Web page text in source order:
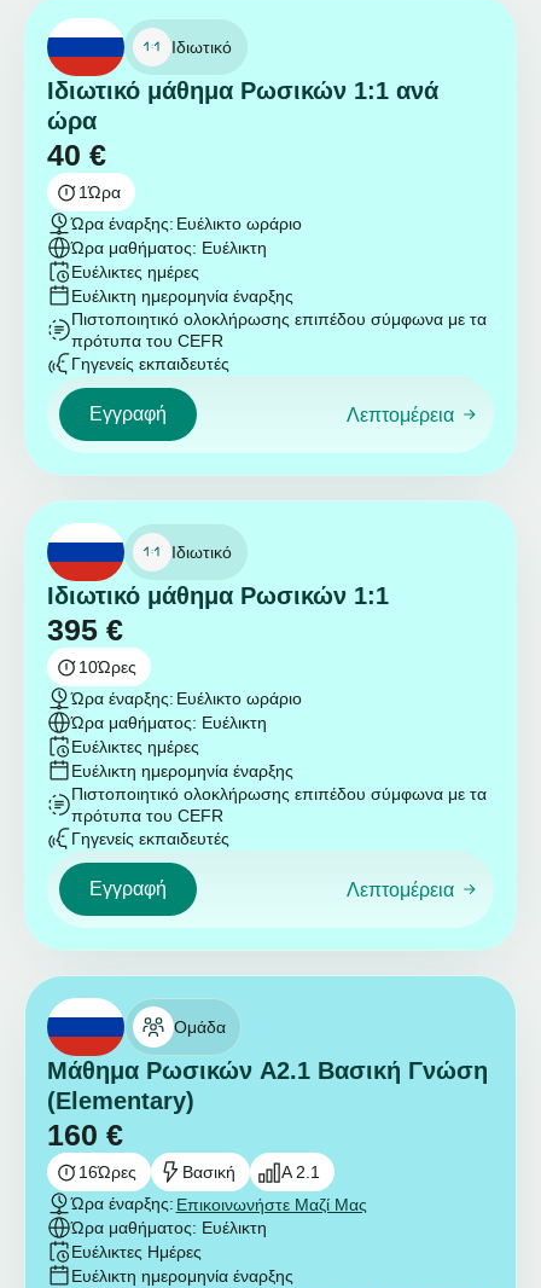
Ιδιωτικό
Ιδιωτικό μάθημα Ρωσικών 1:1 ανά
ώρα
40 €
1Ώρα
Ώρα έναρξης: Ευέλικτο ωράριο
Ώρα μαθήματος: Ευέλικτη
Ευέλικτες ημέρες
Ευέλικτη ημερομηνία έναρξης
Πιστοποιητικό ολοκλήρωσης επιπέδου σύμφωνα με τα
πρότυπα του CEFR
Γηγενείς εκπαιδευτές
Εγγραφή Λεπτομέρεια
Ιδιωτικό
Ιδιωτικό μάθημα Ρωσικών 1:1
395 €
10Ώρες
Ώρα έναρξης: Ευέλικτο ωράριο
Ώρα μαθήματος: Ευέλικτη
Ευέλικτες ημέρες
Ευέλικτη ημερομηνία έναρξης
Πιστοποιητικό ολοκλήρωσης επιπέδου σύμφωνα με τα
πρότυπα του CEFR
Γηγενείς εκπαιδευτές
Εγγραφή Λεπτομέρεια
Ομάδα
Μάθημα Ρωσικών A2.1 Βασική Γνώση
(Elementary)
160 €
16Ώρες Βασική
A 2.1
Ώρα έναρξης: Επικοινωνήστε Μαζί Μας
Ώρα μαθήματος: Ευέλικτη
Ευέλικτες Ημέρες
Ευέλικτη ημερομηνία έναρξης